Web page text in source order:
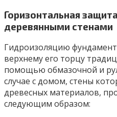
Горизонтальная
деревянными стенами
Гидроизоляцию
верхнему его торцу
помощью обмазочной и
случае с домом, стены
древесных материалов,
следующим образом: